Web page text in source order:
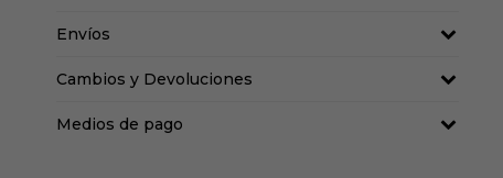
Envíos
Cambios y Devoluciones
Medios de pago